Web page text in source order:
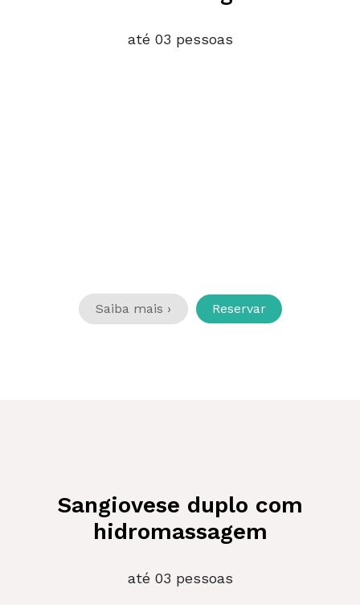
até 03 pessoas
Saiba mais › Reservar
Sangiovese duplo com
hidromassagem
até 03 pessoas